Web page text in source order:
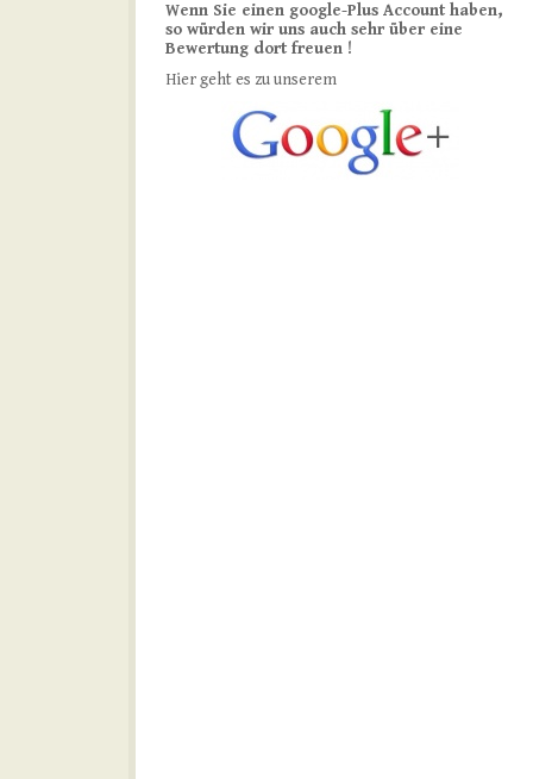
Wenn Sie einen google-Plus Account haben,
so würden wir uns auch sehr über eine
Bewertung dort freuen !
Hier geht es zu unserem